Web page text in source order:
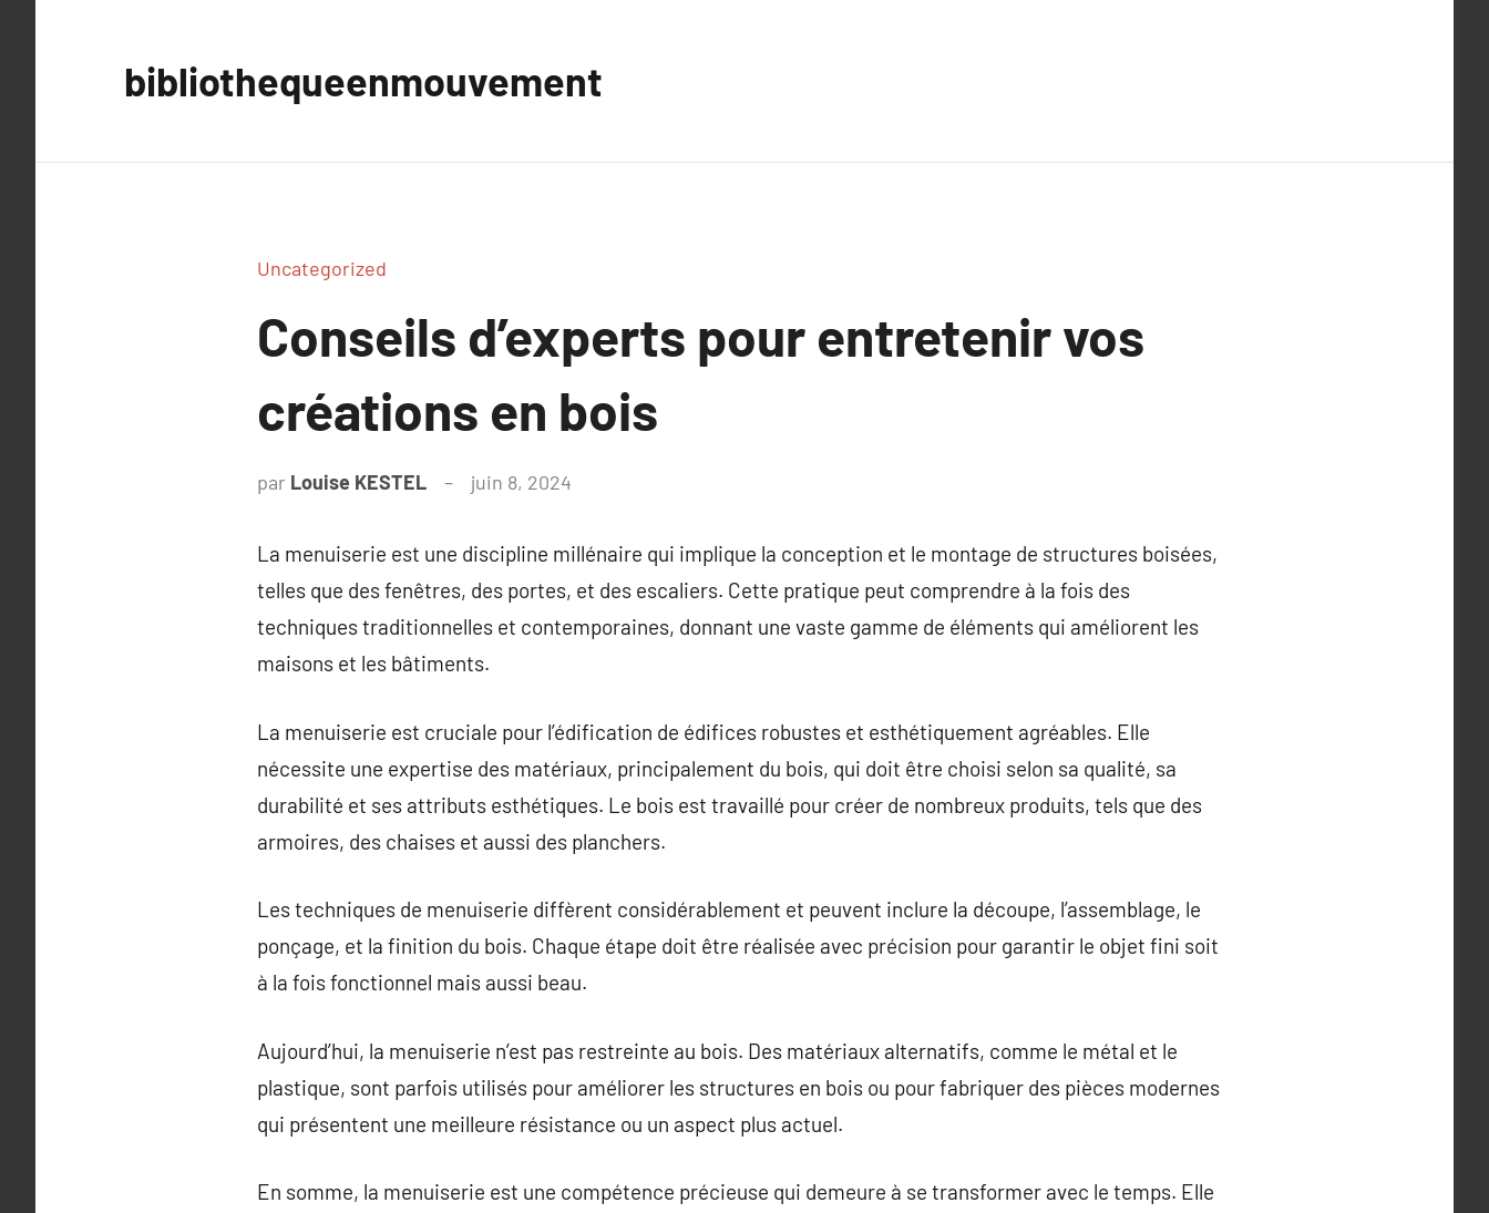
bibliothequeenmouvement
Uncategorized
Conseils d’experts pour entretenir vos
créations en bois
par Louise KESTEL juin 8, 2024
La menuiserie est une discipline millénaire qui implique la conception et le montage de structures boisées,
telles que des fenêtres, des portes, et des escaliers. Cette pratique peut comprendre à la fois des
techniques traditionnelles et contemporaines, donnant une vaste gamme de éléments qui améliorent les
maisons et les bâtiments.
La menuiserie est cruciale pour l’édification de édifices robustes et esthétiquement agréables. Elle
nécessite une expertise des matériaux, principalement du bois, qui doit être choisi selon sa qualité, sa
durabilité et ses attributs esthétiques. Le bois est travaillé pour créer de nombreux produits, tels que des
armoires, des chaises et aussi des planchers.
Les techniques de menuiserie diffèrent considérablement et peuvent inclure la découpe, l’assemblage, le
ponçage, et la finition du bois. Chaque étape doit être réalisée avec précision pour garantir le objet fini soit
à la fois fonctionnel mais aussi beau.
Aujourd’hui, la menuiserie n’est pas restreinte au bois. Des matériaux alternatifs, comme le métal et le
plastique, sont parfois utilisés pour améliorer les structures en bois ou pour fabriquer des pièces modernes
qui présentent une meilleure résistance ou un aspect plus actuel.
En somme, la menuiserie est une compétence précieuse qui demeure à se transformer avec le temps. Elle